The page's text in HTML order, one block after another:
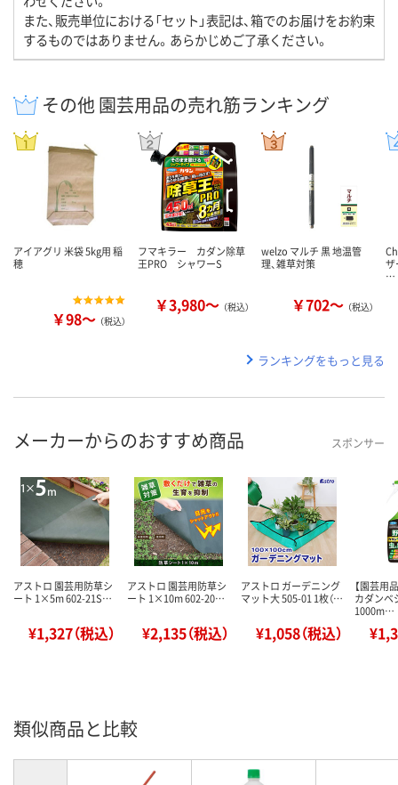
また、販売単位における「セット」表記は、箱でのお届けをお約束
するものではありません。あらかじめご了承ください。
その他 園芸用品の売れ筋ランキング
アイアグリ 米袋 5kg用 稲
穂
￥98～ （税込）
フマキラー カダン除草
王PRO シャワーS
￥3,980～ （税込）
welzo マルチ 黒 地温管
理、雑草対策
￥702～ （税込）
ザ
…
ランキングをもっと見る
メーカーからのおすすめ商品 スポンサー
アストロ 園芸用防草シ
ート 1×5m 602-21S…
¥1,327（税込）
アストロ 園芸用防草シ
ート 1×10m 602-20…
¥2,135（税込）
アストロ ガーデニング
マット大 505-01 1枚（…
¥1,058（税込）
【園芸用
カダンベ
1000m…
類似商品と比較